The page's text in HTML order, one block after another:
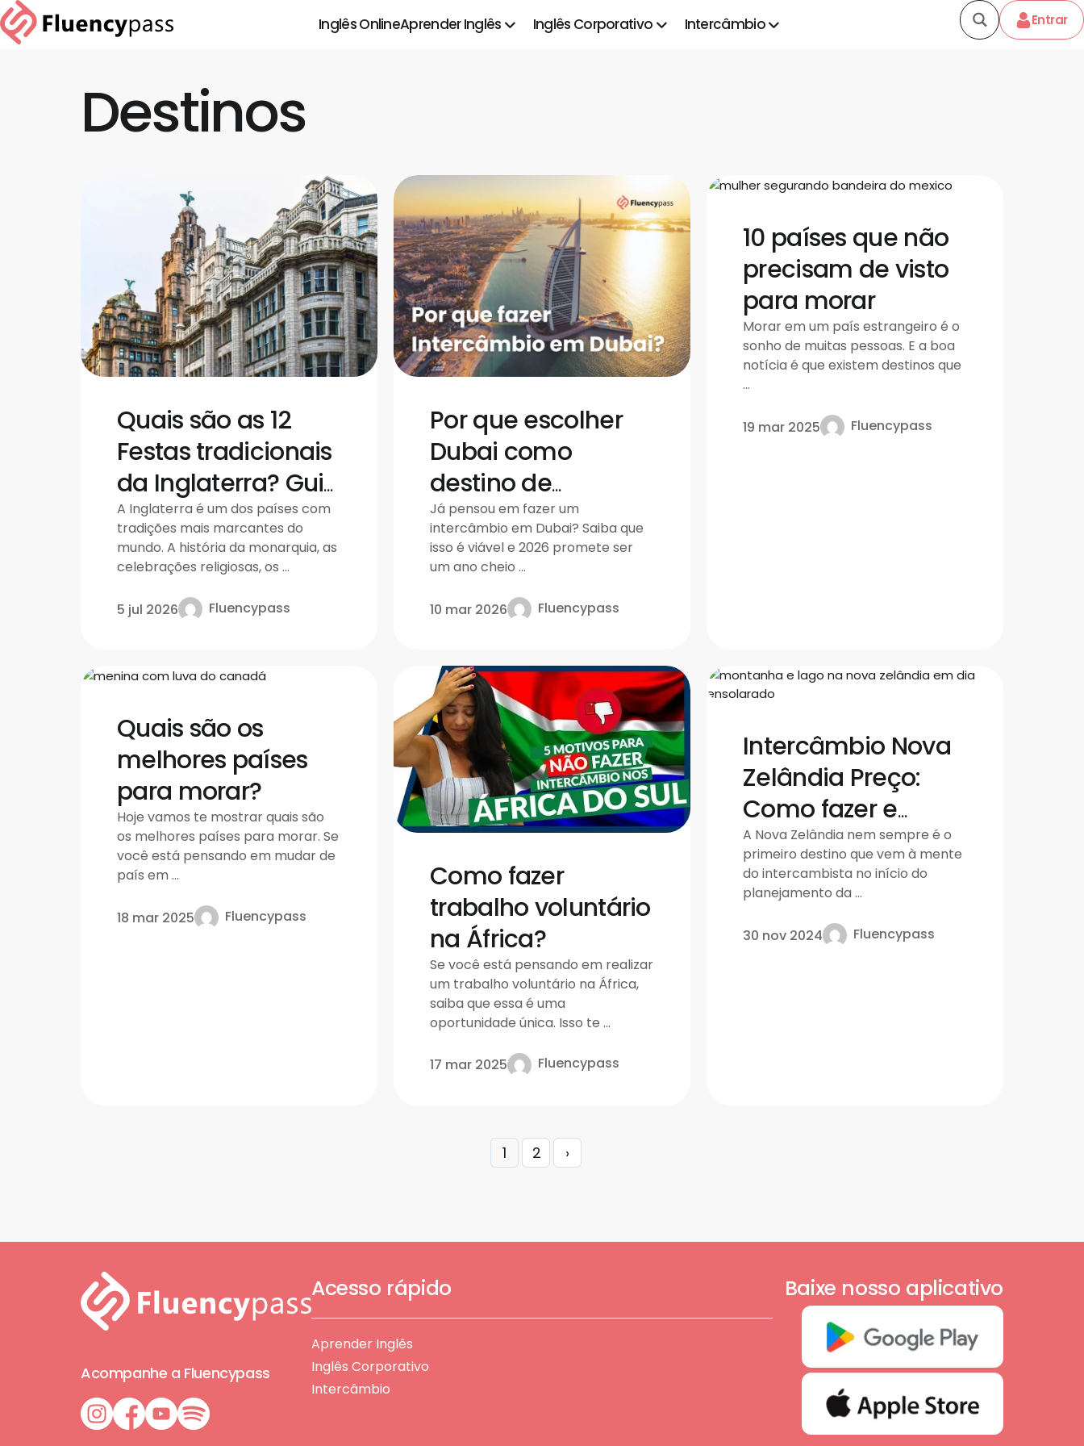
Inglês OnlineAprender Inglês Inglês Corporativo Intercâmbio Entrar
Destinos
Quais são as 12
Festas tradicionais
da Inglaterra? Guia
Completo
A Inglaterra é um dos países com
tradições mais marcantes do
mundo. A história da monarquia, as
celebrações religiosas, os ...
Fluencypass
5 jul 2026
Por que escolher
Dubai como
destino de
intercâmbio em
2026
Já pensou em fazer um
intercâmbio em Dubai? Saiba que
isso é viável e 2026 promete ser
um ano cheio ...
Fluencypass
10 mar 2026
10 países que não
precisam de visto
para morar
Morar em um país estrangeiro é o
sonho de muitas pessoas. E a boa
notícia é que existem destinos que
...
Fluencypass
19 mar 2025
Quais são os
melhores países
para morar?
Hoje vamos te mostrar quais são
os melhores países para morar. Se
você está pensando em mudar de
país em ...
Fluencypass
18 mar 2025
Como fazer
trabalho voluntário
na África?
Se você está pensando em realizar
um trabalho voluntário na África,
saiba que essa é uma
oportunidade única. Isso te ...
Fluencypass
17 mar 2025
Intercâmbio Nova
Zelândia Preço:
Como fazer e
quanto custa
A Nova Zelândia nem sempre é o
primeiro destino que vem à mente
do intercambista no início do
planejamento da ...
Fluencypass
30 nov 2024
1 2 ›
Acompanhe a Fluencypass
Acesso rápido
Aprender Inglês
Inglês Corporativo
Intercâmbio
Baixe nosso aplicativo